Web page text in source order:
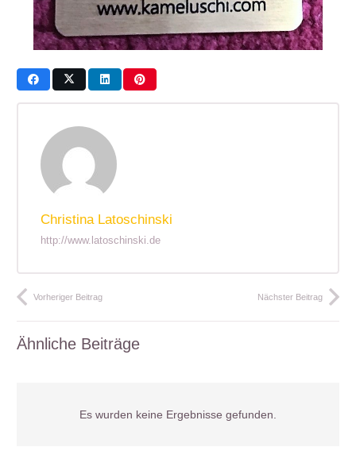
Christina Latoschinski
http://www.latoschinski.de
Vorheriger Beitrag Nächster Beitrag
Ähnliche Beiträge
Es wurden keine Ergebnisse gefunden.